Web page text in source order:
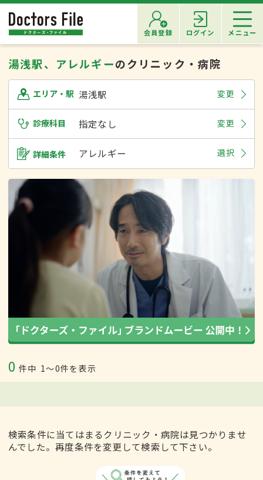
会員登録 ログイン メニュー
湯浅駅、アレルギーのクリニック・病院
エリア・駅 湯浅駅 変更
診療科目 指定なし 変更
詳細条件 アレルギー 選択
0 件中 1〜0件を表示
検索条件に当てはまるクリニック・病院は見つかりませ
んでした。再度条件を変更して検索して下さい。